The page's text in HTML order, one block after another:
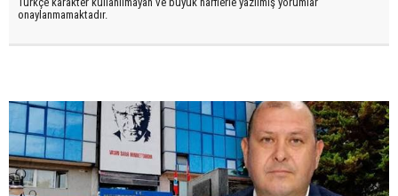
onaylanmamaktadır.